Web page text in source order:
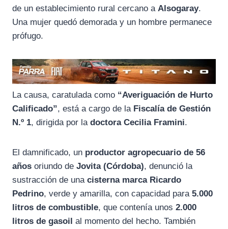
o
o
k
r
a
A
p
de un establecimiento rural cercano a Alsogaray.
Una mujer quedó demorada y un hombre permanece
prófugo.
La causa, caratulada como “Averiguación de Hurto
Calificado”, está a cargo de la Fiscalía de Gestión
N.º 1, dirigida por la doctora Cecilia Framini.
El damnificado, un productor agropecuario de 56
años oriundo de Jovita (Córdoba), denunció la
sustracción de una cisterna marca Ricardo
Pedrino, verde y amarilla, con capacidad para 5.000
litros de combustible, que contenía unos 2.000
litros de gasoil al momento del hecho. También